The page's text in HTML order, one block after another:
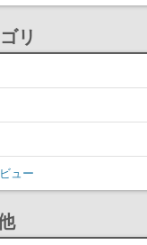
リ
ュー